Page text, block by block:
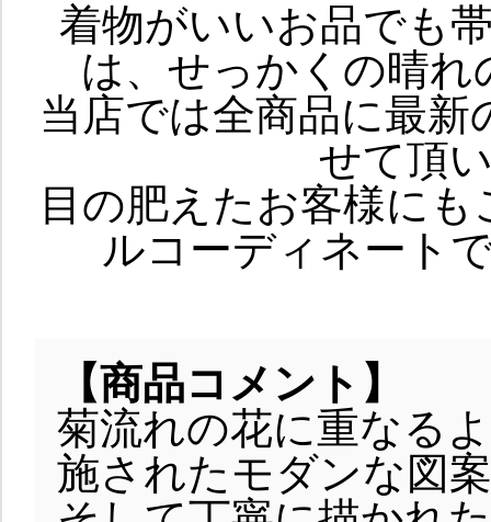
着物がいいお品でも
は、せっかくの晴
当店では全商品に最
せて頂
目の肥えたお客様に
ルコーディネート
【商品コメント】
菊流れの花に重なる
施されたモダンな図